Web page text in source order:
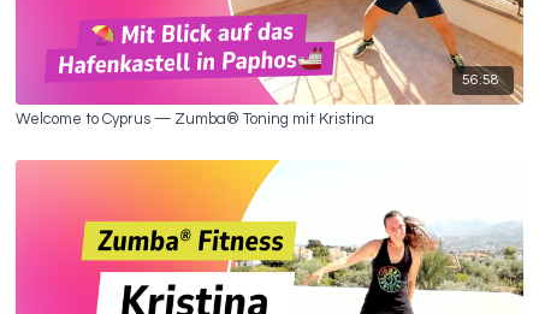
56:58
Welcome to Cyprus — Zumba® Toning mit Kristina